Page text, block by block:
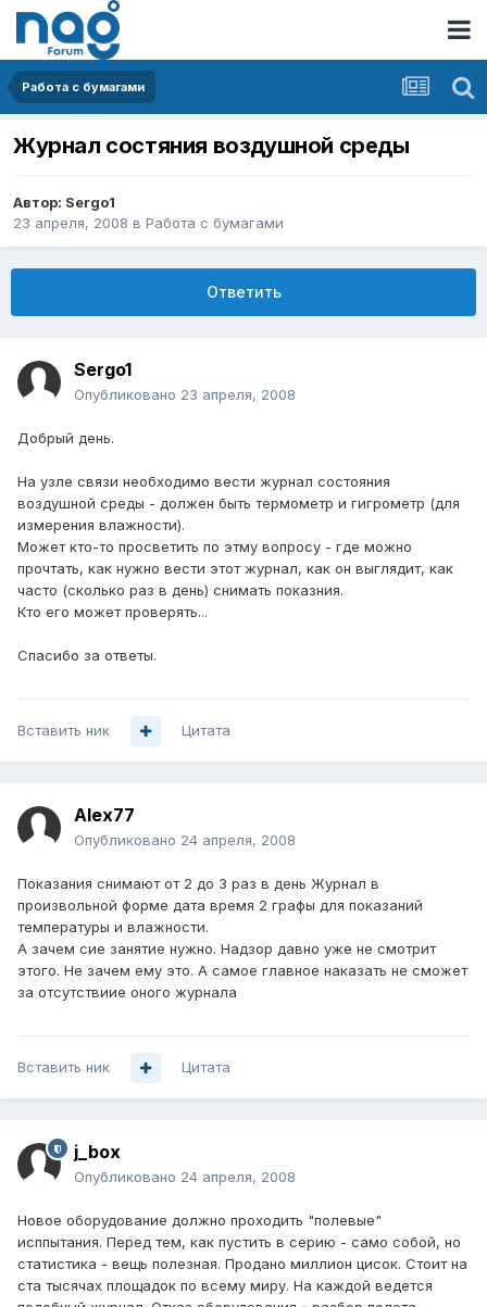
Работа с бумагами
Журнал состяния воздушной среды
Автор: Sergo1
23 апреля, 2008 в Работа с бумагами
Ответить
Sergo1
Опубликовано 23 апреля, 2008
Добрый день.
На узле связи необходимо вести журнал состояния
воздушной среды - должен быть термометр и гигрометр (для
измерения влажности).
Может кто-то просветить по этму вопросу - где можно
прочтать, как нужно вести этот журнал, как он выглядит, как
часто (сколько раз в день) снимать показния.
Кто его может проверять...
Спасибо за ответы.
Вставить ник Цитата
Alex77
Опубликовано 24 апреля, 2008
Показания снимают от 2 до 3 раз в день Журнал в
произвольной форме дата время 2 графы для показаний
температуры и влажности.
А зачем сие занятие нужно. Надзор давно уже не смотрит
этого. Не зачем ему это. А самое главное наказать не сможет
за отсутствиие оного журнала
Вставить ник Цитата
j_box
Опубликовано 24 апреля, 2008
Новое оборудование должно проходить "полевые"
исппытания. Перед тем, как пустить в серию - само собой, но
статистика - вещь полезная. Продано миллион цисок. Стоит на
ста тысячах площадок по всему миру. На каждой ведется